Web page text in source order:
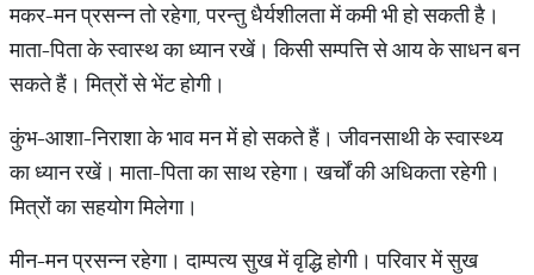
मकर-मन प्रसन्न तो रहेगा, परन्तु धैर्यशीलता में कमी भी हो सकती है।
माता-पिता के स्वास्थ का ध्यान रखें। किसी सम्पत्ति से आय के साधन बन
सकते हैं। मित्रों से भेंट होगी।
कुंभ-आशा-निराशा के भाव मन में हो सकते हैं। जीवनसाथी के स्वास्थ्य
का ध्यान रखें। माता-पिता का साथ रहेगा। खर्चों की अधिकता रहेगी।
मित्रों का सहयोग मिलेगा।
मीन-मन प्रसन्न रहेगा। दाम्पत्य सुख में वृद्धि होगी। परिवार में सुख